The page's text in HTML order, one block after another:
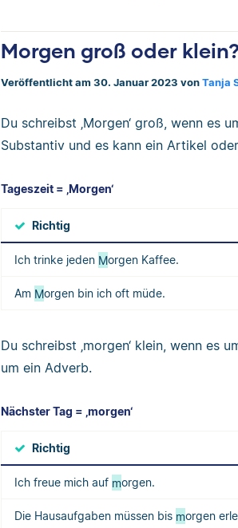
Morgen groß oder
Veröffentlicht am 30. Januar 2023 von Tanja
Du schreibst ‚Morgen‘ groß, wenn es
Substantiv und es kann ein Artikel
Tageszeit = ‚Morgen‘
Richtig
Ich trinke jeden Morgen Kaffee.
Am Morgen bin ich oft müde.
Du schreibst ‚morgen‘ klein, wenn es
um ein Adverb.
Nächster Tag = ‚morgen‘
Richtig
Ich freue mich auf morgen.
Die Hausaufgaben müssen bis morgen